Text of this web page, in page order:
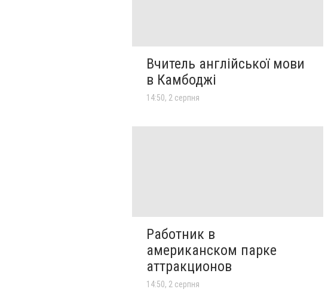
Вчитель англійської мови
в Камбоджі
14:50, 2 серпня
Работник в
американском парке
аттракционов
14:50, 2 серпня